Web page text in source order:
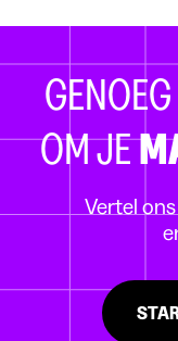
OM JE
Vertel